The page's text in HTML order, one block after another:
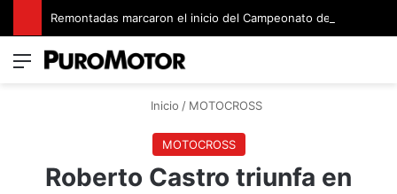
Menú
Inicio / MOTOCROSS
MOTOCROSS
Roberto Castro triunfa en